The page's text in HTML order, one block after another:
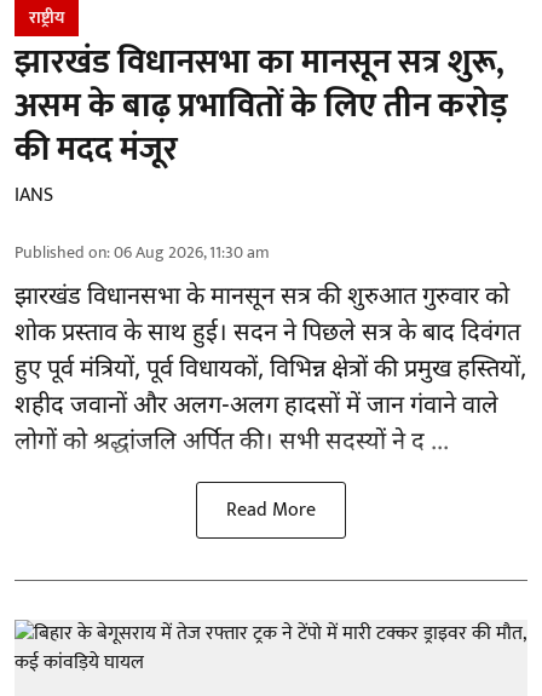
राष्ट्रीय
झारखंड विधानसभा का मानसून सत्र शुरू,
असम के बाढ़ प्रभावितों के लिए तीन करोड़
की मदद मंजूर
IANS
Published on:06 Aug 2026, 11:30 am
झारखंडविधानसभा के मानसून सत्र की शुरुआत गुरुवार को
शोक प्रस्ताव के साथ हुई। सदन ने पिछले सत्र के बाद दिवंगत
हुए पूर्व मंत्रियों, पूर्व विधायकों, विभिन्न क्षेत्रों की प्रमुख हस्तियों,
शहीद जवानों और अलग-अलग हादसों में जान गंवाने वाले
लोगों को श्रद्धांजलि अर्पित की। सभी सदस्यों ने द ...
Read More